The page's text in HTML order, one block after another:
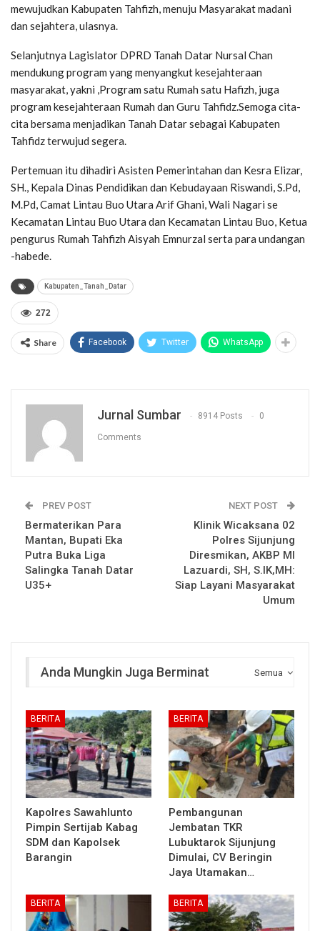
mewujudkan Kabupaten Tahfizh, menuju Masyarakat madani
dan sejahtera, ulasnya.
Selanjutnya Lagislator DPRD Tanah Datar Nursal Chan
mendukung program yang menyangkut kesejahteraan
masyarakat, yakni ,Program satu Rumah satu Hafizh, juga
program kesejahteraan Rumah dan Guru Tahfidz.Semoga cita-
cita bersama menjadikan Tanah Datar sebagai Kabupaten
Tahfidz terwujud segera.
Pertemuan itu dihadiri Asisten Pemerintahan dan Kesra Elizar,
SH., Kepala Dinas Pendidikan dan Kebudayaan Riswandi, S.Pd,
M.Pd, Camat Lintau Buo Utara Arif Ghani, Wali Nagari se
Kecamatan Lintau Buo Utara dan Kecamatan Lintau Buo, Ketua
pengurus Rumah Tahfizh Aisyah Emnurzal serta para undangan
-habede.
Kabupaten_Tanah_Datar
272
Share Facebook Twitter WhatsApp
Jurnal Sumbar 8914 Posts 0
Comments
PREV POST
Bermaterikan Para
Mantan, Bupati Eka
Putra Buka Liga
Salingka Tanah Datar
U35+
NEXT POST
Klinik Wicaksana 02
Polres Sijunjung
Diresmikan, AKBP MI
Lazuardi, SH, S.IK,MH:
Siap Layani Masyarakat
Umum
Semua
Anda Mungkin Juga Berminat
BERITA
Kapolres Sawahlunto
Pimpin Sertijab Kabag
SDM dan Kapolsek
Barangin
BERITA
Pembangunan
Jembatan TKR
Lubuktarok Sijunjung
Dimulai, CV Beringin
Jaya Utamakan…
BERITA BERITA